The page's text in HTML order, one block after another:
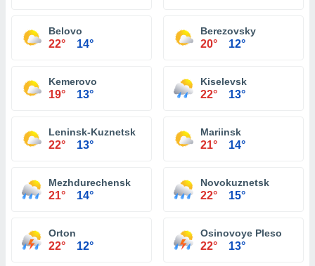
Belovo
22° 14°
Berezovsky
20° 12°
Kemerovo
19° 13°
Kiselevsk
22° 13°
Leninsk-Kuznetsk
22° 13°
Mariinsk
21° 14°
Mezhdurechensk
21° 14°
Novokuznetsk
22° 15°
Orton
22° 12°
Osinovoye Pleso
22° 13°